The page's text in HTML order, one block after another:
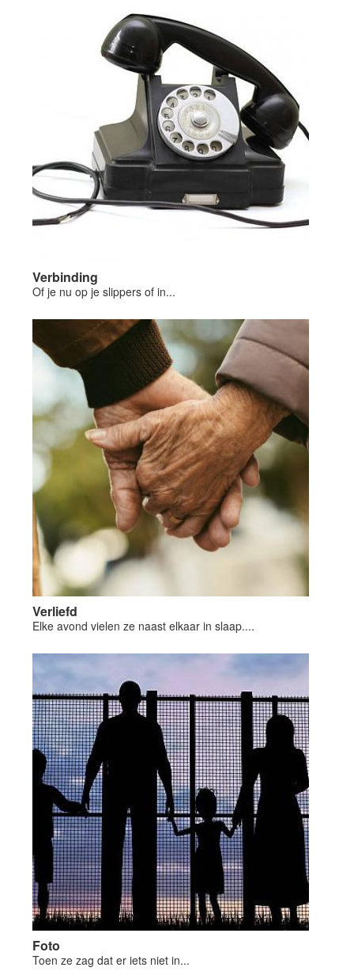
Verbinding
Of je nu op je slippers of in...
Verliefd
Elke avond vielen ze naast elkaar in slaap....
Foto
Toen ze zag dat er iets niet in...